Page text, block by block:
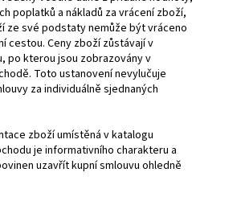
poplatků a nákladů za vrácení zboží,
ze své podstaty nemůže být vráceno
cestou. Ceny zboží zůstávají v
po kterou jsou zobrazovány v
Toto ustanovení nevylučuje
za individuálně sjednaných
zboží umístěná v katalogu
je informativního charakteru a
uzavřít kupní smlouvu ohledně